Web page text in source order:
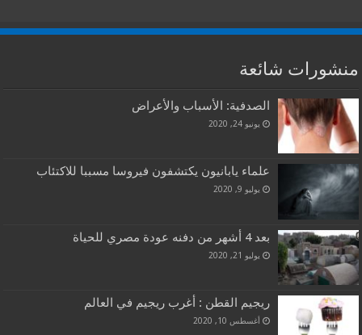
منشورات شائعة
الصدفية: الأسباب والأعراض
يونيو 24, 2020
علماء يابانيون يكتشفون فيروسا مسببا للاكتئاب
يوليو 9, 2020
بعد 4 أشهر من دفنه عودة مصري للحياة
يوليو 21, 2020
ريجيم القطن : أغرب ريجيم في العالم
أغسطس 10, 2020